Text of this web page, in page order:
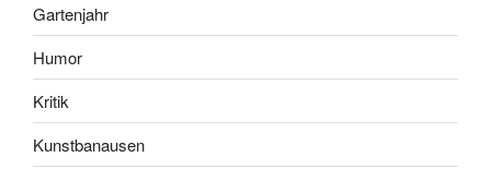
Gartenjahr
Humor
Kritik
Kunstbanausen